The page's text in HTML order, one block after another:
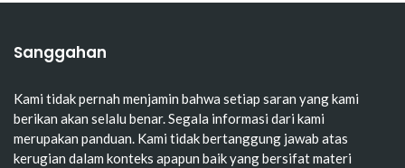
Sanggahan
Kami tidak pernah menjamin bahwa setiap saran yang kami
berikan akan selalu benar. Segala informasi dari kami
merupakan panduan. Kami tidak bertanggung jawab atas
kerugian dalam konteks apapun baik yang bersifat materi